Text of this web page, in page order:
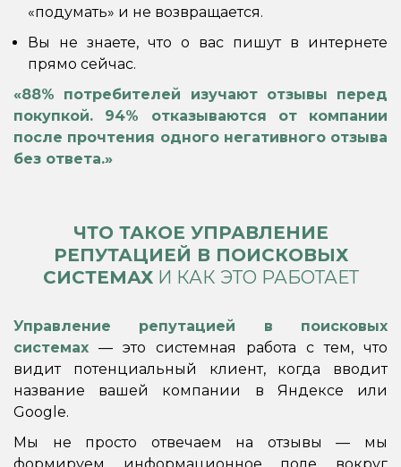
«подумать» и не возвращается.
Вы не знаете, что о вас пишут в интернете
прямо сейчас.
«88% потребителей изучают отзывы перед
покупкой. 94% отказываются от компании
после прочтения одного негативного отзыва
без ответа.»
ЧТО ТАКОЕ УПРАВЛЕНИЕ
РЕПУТАЦИЕЙ В ПОИСКОВЫХ
СИСТЕМАХИ КАК ЭТО РАБОТАЕТ
Управление репутацией в поисковых
системах — это системная работа с тем, что
видит потенциальный клиент, когда вводит
название вашей компании в Яндексе или
Google.
Мы не просто отвечаем на отзывы — мы